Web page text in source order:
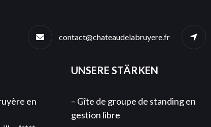
contact@chateaudelabruyere.fr
en
UNSERE STÄRKEN
– Gîte de groupe de standing en
gestion libre